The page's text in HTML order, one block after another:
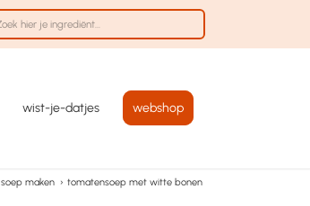
wist-je-datjes webshop
soep maken › tomatensoep met witte bonen